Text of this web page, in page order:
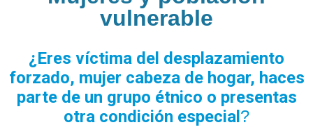
Vivienda Nueva
Vivienda un proyecto
Titulación
Arrendamiento temporal
Reconocimiento de
Edificaciones – C0
Nosotros
¿Qué es el ISVIMED?
Plan de Desarrollo
Rendición de cuentas
Directorio de servidores
Opciones de accesibilidad
Tamaño de la
vulnerable
¿Eres víctima del desplazamiento
forzado, mujer cabeza de hogar, haces
parte de un grupo étnico o presentas
otra condición especial ?